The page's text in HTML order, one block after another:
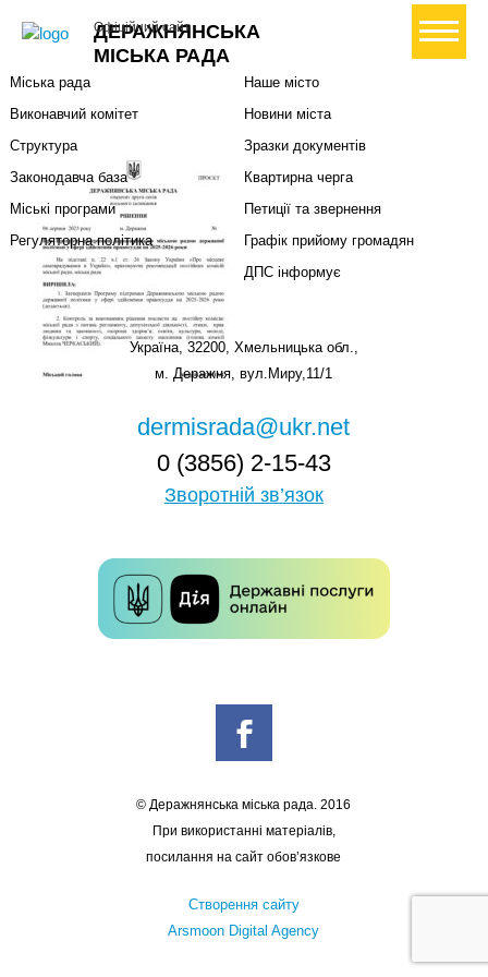
ДЕРАЖНЯНСЬКА
МІСЬКА РАДА
Офіційний сайт+ Створити петицію
Міський голова
Міська рада
Виконавчий комітет
Структура
Законодавча база
Міські програми
Регуляторна політика
Наше місто
Новини міста
Зразки документів
Квартирна черга
Петиції та звернення
Графік прийому громадян
ДПС інформує
Україна, 32200, Хмельницька обл.,
м. Деражня, вул.Миру,11/1
dermisrada@ukr.net
0 (3856) 2-15-43
Зворотній зв’язок
© Деражнянська міська рада. 2016
При використанні матеріалів,
посилання на сайт обов’язкове
Створення сайту
Arsmoon Digital Agency